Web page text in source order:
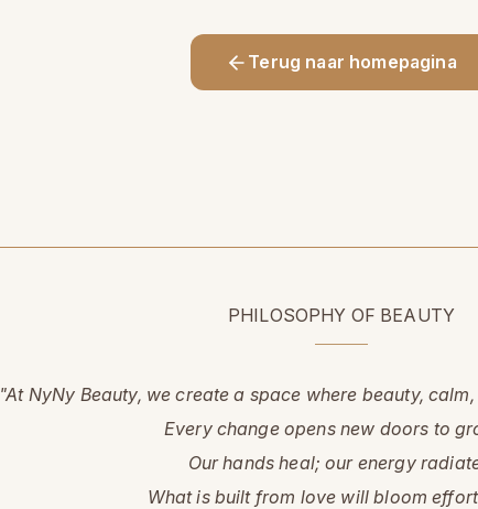
Terug naar homepagina
PHILOSOPHY OF BEAUTY
"At NyNy Beauty, we create a space where beauty,
Every change opens new doors to
Our hands heal; our energy
What is built from love will bloom